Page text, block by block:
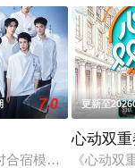
的美味将持续上
7.0
合宿模式，打造内娱
更新至
心动双
《心动